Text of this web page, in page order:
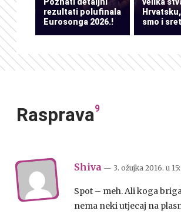
rezultati polufinala
Eurosonga 2026.!
smo i
Rasprava9
Shiva — 3. ožujka 2016. u
Spot – meh. Ali koga
nema neki utjecaj na